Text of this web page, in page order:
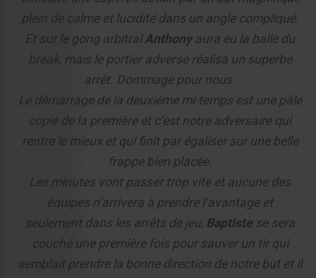
plein de calme et lucidité dans un angle compliqué.
Et sur le gong arbitralAnthonyaura eu la balle du
break, mais le portier adverse réalisa un superbe
arrêt. Dommage pour nous.
Le démarrage de la deuxième mi-temps est une pâle
copie de la première et c’est notre adversaire qui
rentre le mieux et qui finit par égaliser sur une belle
frappe bien placée.
Les minutes vont passer trop vite et aucune des
équipes n’arrivera à prendre l’avantage et
seulement dans les arrêts de jeu, Baptiste se sera
couché une première fois pour sauver un tir qui
semblait prendre la bonne direction de notre but et il